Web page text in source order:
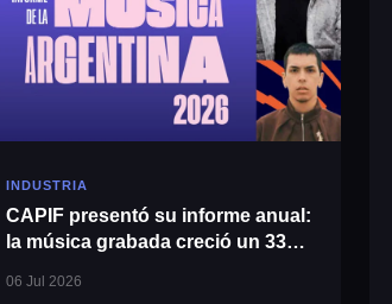
INDUSTRIA
CAPIF presentó su informe anual:
la música grabada creció un 33%
06 Jul 2026